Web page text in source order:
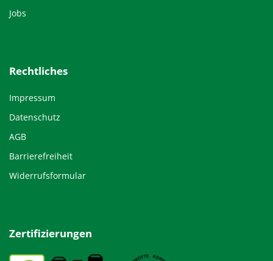
Jobs
Rechtliches
Impressum
Datenschutz
AGB
Barrierefreiheit
Widerrufsformular
Zertifizierungen